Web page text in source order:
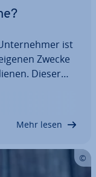
ist
Zwecke
Dieser
ganz un­kom­
Mehr lesen